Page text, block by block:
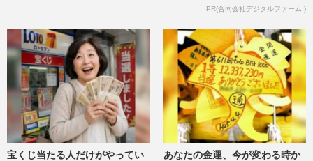
PR(合同会社デジタルファーム )
宝くじ当たる人だけがやってい
あなたの金運、今が変わる時か